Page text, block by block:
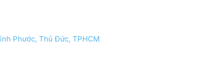
Phước, Thủ Đức, TPHCM